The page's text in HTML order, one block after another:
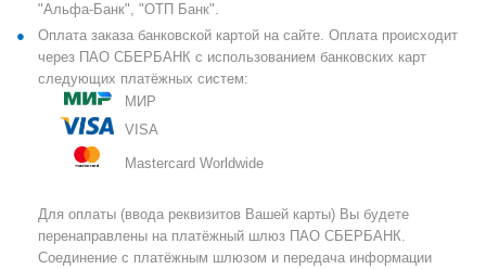
"Альфа-Банк", "ОТП Банк".
Оплата заказа банковской картой на сайте. Оплата происходит
через ПАО СБЕРБАНК с использованием банковских карт
следующих платёжных систем:
МИР
VISA
Mastercard Worldwide
Для оплаты (ввода реквизитов Вашей карты) Вы будете
перенаправлены на платёжный шлюз ПАО СБЕРБАНК.
Соединение с платёжным шлюзом и передача информации